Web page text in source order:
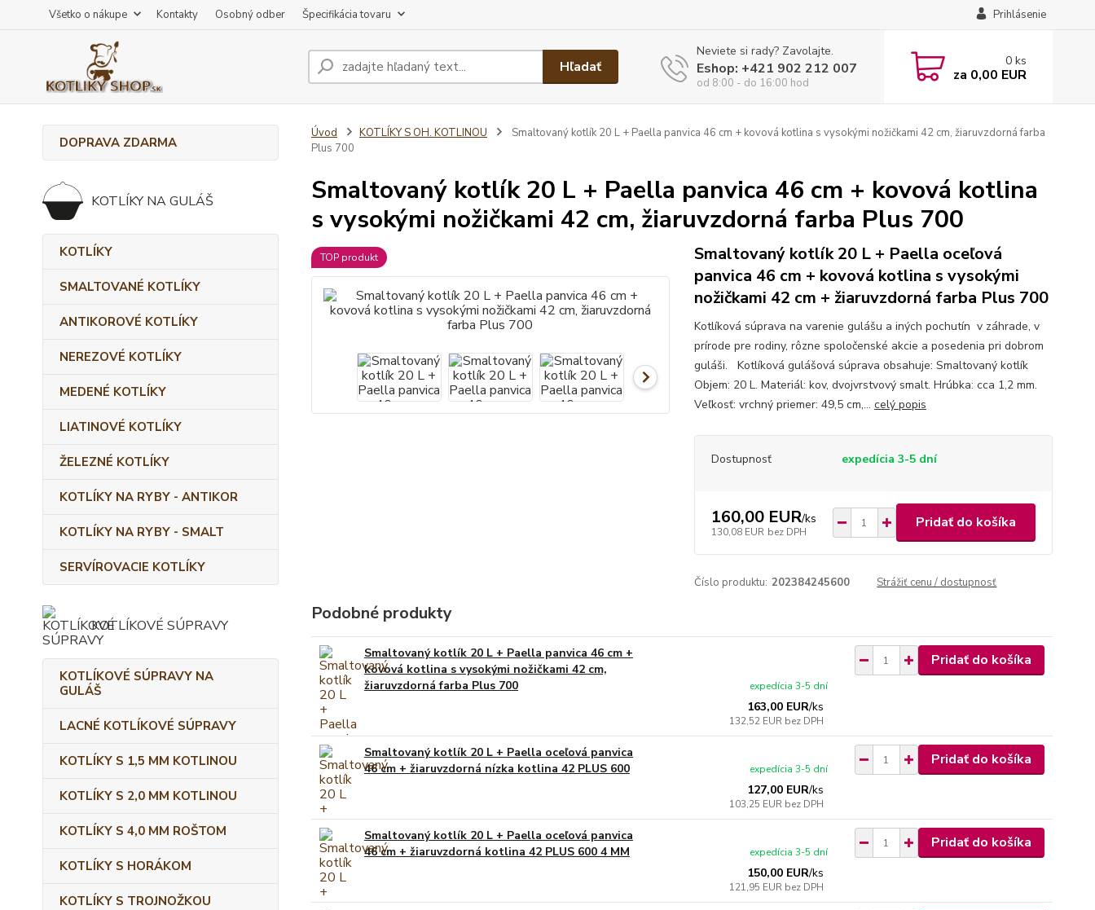
Všetko o nákupe Kontakty Osobný odber Špecifikácia tovaru Prihlásenie
Hľadať
Neviete si rady? Zavolajte.
Eshop: +421 902 212 007
od 8:00 - do 16:00 hod
0 ks
za 0,00 EUR
DOPRAVA ZDARMA
KOTLÍKY NA GULÁŠ
KOTLÍKY
SMALTOVANÉ KOTLÍKY
ANTIKOROVÉ KOTLÍKY
NEREZOVÉ KOTLÍKY
MEDENÉ KOTLÍKY
LIATINOVÉ KOTLÍKY
ŽELEZNÉ KOTLÍKY
KOTLÍKY NA RYBY - ANTIKOR
KOTLÍKY NA RYBY - SMALT
SERVÍROVACIE KOTLÍKY
KOTLÍKOVÉ SÚPRAVY
KOTLÍKOVÉ SÚPRAVY NA
GULÁŠ
LACNÉ KOTLÍKOVÉ SÚPRAVY
KOTLÍKY S 1,5 MM KOTLINOU
KOTLÍKY S 2,0 MM KOTLINOU
KOTLÍKY S 4,0 MM ROŠTOM
KOTLÍKY S HORÁKOM
KOTLÍKY S TROJNOŽKOU
Úvod KOTLÍKY S OH. KOTLINOU
Smaltovaný kotlík 20 L + Paella panvica 46 cm + kovová kotlina s vysokými nožičkami 42 cm, žiaruvzdorná farba
Plus 700
Smaltovaný kotlík 20 L + Paella panvica 46 cm + kovová kotlina
s vysokými nožičkami 42 cm, žiaruvzdorná farba Plus 700
TOP produkt
Smaltovaný kotlík 20 L + Paella oceľová
panvica 46 cm + kovová kotlina s vysokými
nožičkami 42 cm + žiaruvzdorná farba Plus 700
Kotlíková súprava na varenie gulášu a iných pochutín v záhrade, v
prírode pre rodiny, rôzne spoločenské akcie a posedenia pri dobrom
guláši. Kotlíková gulášová súprava obsahuje: Smaltovaný kotlík
Objem: 20 L. Materiál: kov, dvojvrstvový smalt. Hrúbka: cca 1,2 mm.
Veľkosť: vrchný priemer: 49,5 cm,... celý popis
Dostupnosť expedícia 3-5 dní
160,00 EUR/ks
130,08 EUR bez DPH
Pridať do košíka
Číslo produktu: 202384245600 Strážiť cenu / dostupnosť
Podobné produkty
Smaltovaný kotlík 20 L + Paella panvica 46 cm +
kovová kotlina s vysokými nožičkami 42 cm,
žiaruvzdorná farba Plus 700
163,00 EUR/ks
132,52 EUR bez DPH
expedícia 3-5 dní
Pridať do košíka
Smaltovaný kotlík 20 L + Paella oceľová panvica
46 cm + žiaruvzdorná nízka kotlina 42 PLUS 600
127,00 EUR/ks
103,25 EUR bez DPH
expedícia 3-5 dní
Pridať do košíka
Smaltovaný kotlík 20 L + Paella oceľová panvica
46 cm + žiaruvzdorná kotlina 42 PLUS 600 4 MM
150,00 EUR/ks
121,95 EUR bez DPH
expedícia 3-5 dní
Pridať do košíka